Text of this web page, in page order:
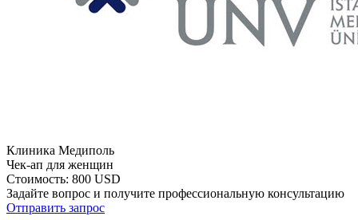
Клиника Медиполь
Чек-ап для женщин
Стоимость: 800 USD
Задайте вопрос и получите профессиональную консультацию
Отправить запрос